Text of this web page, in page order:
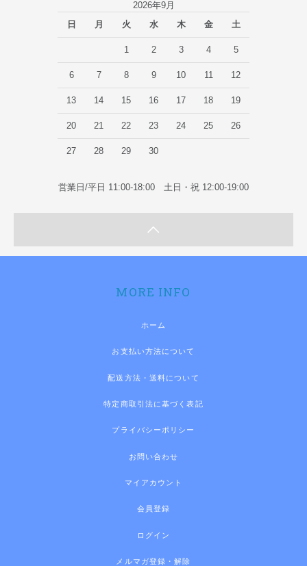
2026年9月
日
月 火 水 木 金 土
1 2 3 4 5
6 7 8 9 10 11 12
13 14 15 16 17 18 19
20 21 22 23 24 25 26
27 28 29 30
営業日/平日 11:00-18:00 土日・祝 12:00-19:00
MORE INFO
ホーム
お支払い方法について
配送方法・送料について
特定商取引法に基づく表記
プライバシーポリシー
お問い合わせ
マイアカウント
会員登録
ログイン
メルマガ登録・解除